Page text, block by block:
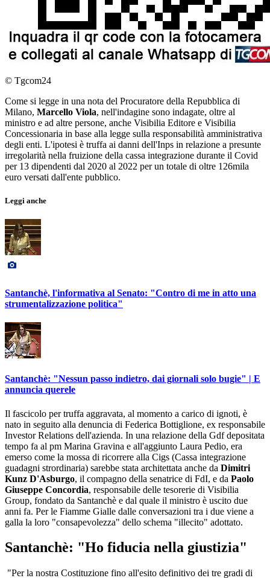
© Tgcom24
Come si legge in una nota del Procuratore della Repubblica di
Milano, Marcello Viola, nell'indagine sono indagate, oltre al
ministro e ad altre persone, anche Visibilia Editore e Visibilia
Concessionaria in base alla legge sulla responsabilità amministrativa
degli enti. L'ipotesi è truffa ai danni dell'Inps in relazione a presunte
irregolarità nella fruizione della cassa integrazione durante il Covid
per 13 dipendenti dal 2020 al 2022 per un totale di oltre 126mila
euro versati dall'ente pubblico.
Leggi anche
Santanchè, l'informativa al Senato: "Contro di me in atto una
strumentalizzazione politica"
Santanchè: "Nessun passo indietro, dai giornali solo bugie" | E
annuncia querele
Il fascicolo per truffa aggravata, al momento a carico di ignoti, è
nato in seguito alla denuncia di Federica Bottiglione, ex responsabile
Investor Relations dell'azienda. In una relazione della Gdf depositata
tempo fa al pm Marina Gravina e all'aggiunto Laura Pedio, era
emerso come la mossa di ricorrere alla Cigs (Cassa integrazione
guadagni strordinaria) sarebbe stata architettata anche da Dimitri
Kunz D'Asburgo, il compagno della senatrice di FdI, e da Paolo
Giuseppe Concordia, responsabile delle tesorerie di Visibilia
Group, fondato da Santanchè e dal quale il ministro è uscito due
anni fa. Per le Fiamme Gialle dalle conversazioni tra i due viene a
galla la loro "consapevolezza" dello schema "illecito" adottato.
Santanchè: "Ho fiducia nella giustizia"
"Per la nostra Costituzione fino all'esito definitivo dei tre gradi di